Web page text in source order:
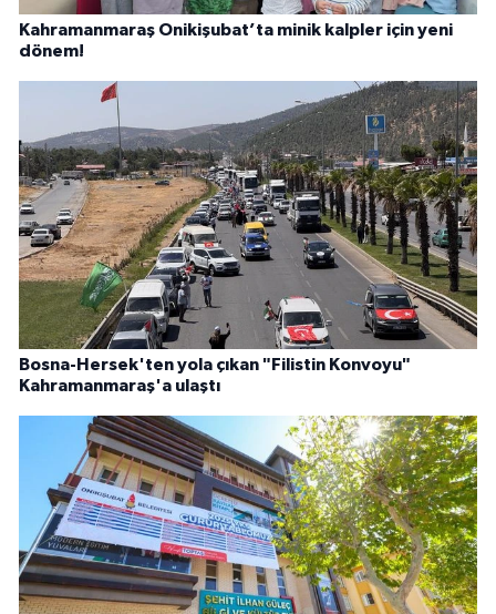
Kahramanmaraş Onikişubat’ta minik kalpler için yeni
dönem!
Bosna-Hersek'ten yola çıkan "Filistin Konvoyu"
Kahramanmaraş'a ulaştı